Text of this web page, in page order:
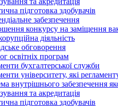
підготовка здобувачів
забезпечення
конкурсу на заміщення
діяльність
обговорення
освітніх програм
бухгалтерської служби
університету, які
внутрішнього забезпечення
та акредитація
підготовка здобувачів